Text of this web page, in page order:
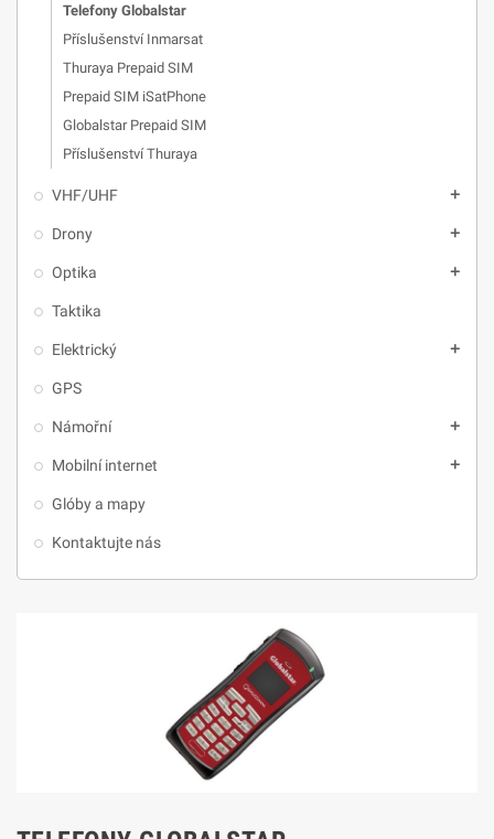
Telefony Globalstar
Příslušenství Inmarsat
Thuraya Prepaid SIM
Prepaid SIM iSatPhone
Globalstar Prepaid SIM
Příslušenství Thuraya
VHF/UHF add
Drony add
Optika add
Taktika
Elektrický add
GPS
Námořní add
Mobilní internet add
Glóby a mapy
Kontaktujte nás